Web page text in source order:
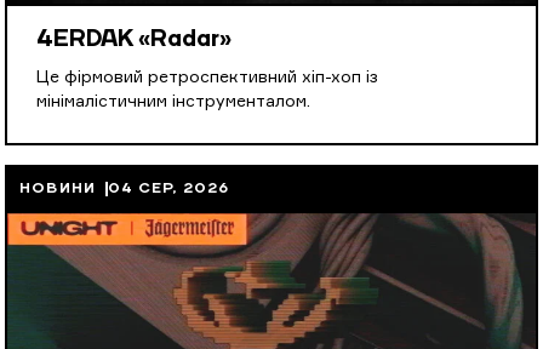
4ERDAK «Radar»
Це фірмовий ретроспективний хіп-хоп із
мінімалістичним інструменталом.
НОВИНИ 04 СЕР, 2026